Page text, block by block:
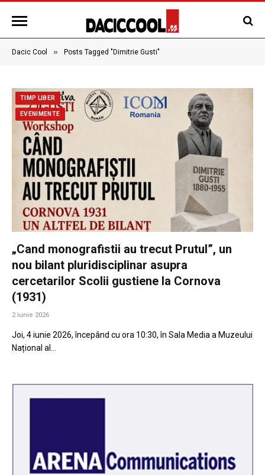
Dacic Cool » Posts Tagged "Dimitrie Gusti"
TIMP LIBER
EVENIMENTE
„Cand monografistii au trecut Prutul”, un
nou bilant pluridisciplinar asupra
cercetarilor Scolii gustiene la Cornova
(1931)
2 iunie 2026
Joi, 4 iunie 2026, începând cu ora 10:30, în Sala Media a Muzeului
Național al…